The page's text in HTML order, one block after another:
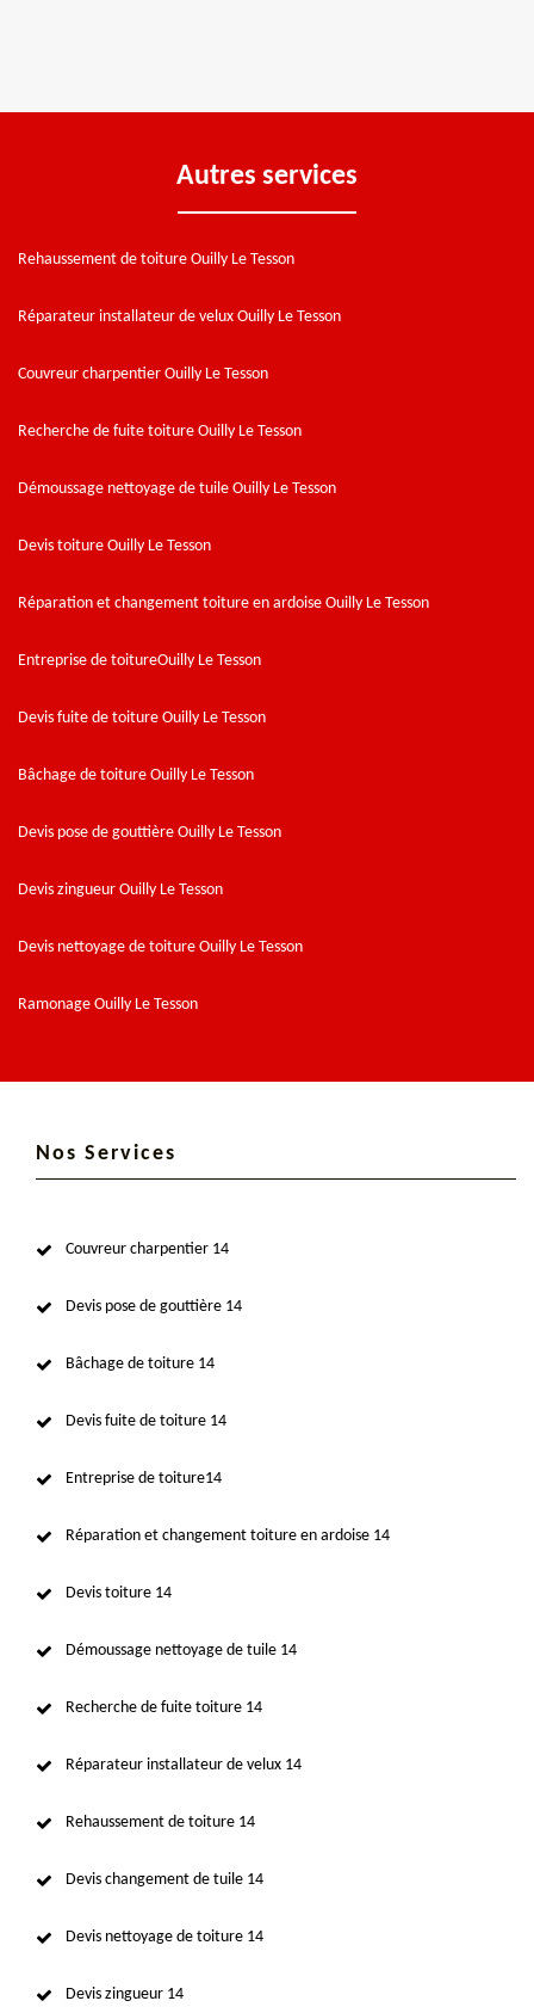
Autres services
Rehaussement de toiture Ouilly Le Tesson
Réparateur installateur de velux Ouilly Le Tesson
Couvreur charpentier Ouilly Le Tesson
Recherche de fuite toiture Ouilly Le Tesson
Démoussage nettoyage de tuile Ouilly Le Tesson
Devis toiture Ouilly Le Tesson
Réparation et changement toiture en ardoise Ouilly Le Tesson
Entreprise de toitureOuilly Le Tesson
Devis fuite de toiture Ouilly Le Tesson
Bâchage de toiture Ouilly Le Tesson
Devis pose de gouttière Ouilly Le Tesson
Devis zingueur Ouilly Le Tesson
Devis nettoyage de toiture Ouilly Le Tesson
Ramonage Ouilly Le Tesson
Nos Services
Couvreur charpentier 14
Devis pose de gouttière 14
Bâchage de toiture 14
Devis fuite de toiture 14
Entreprise de toiture14
Réparation et changement toiture en ardoise 14
Devis toiture 14
Démoussage nettoyage de tuile 14
Recherche de fuite toiture 14
Réparateur installateur de velux 14
Rehaussement de toiture 14
Devis changement de tuile 14
Devis nettoyage de toiture 14
Devis zingueur 14